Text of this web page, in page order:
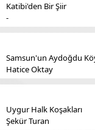
Katibi'den Bir Şiir
-
Samsun'un Aydoğdu
Hatice Oktay
Uygur Halk Koşakları
Şekür Turan